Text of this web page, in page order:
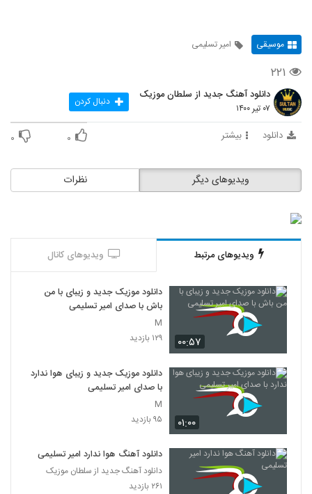
موسیقی امیر تسلیمی
۲۲۱
دانلود آهنگ جدید از سلطان موزیک
۰۷ تیر ۱۴۰۰ دنبال کردن
دانلود بیشتر ۰ ۰
نظرات ویدیوهای دیگر
ویدیوهای مرتبط ویدیوهای کانال
۰۰:۵۷
دانلود موزیک جدید و زیبای با من
باش با صدای امیر تسلیمی
M
۱۲۹ بازدید
۰۱:۰۰
دانلود موزیک جدید و زیبای هوا ندارد
با صدای امیر تسلیمی
M
۹۵ بازدید
دانلود آهنگ هوا ندارد امیر تسلیمی
دانلود آهنگ جدید از سلطان موزیک
۲۶۱ بازدید